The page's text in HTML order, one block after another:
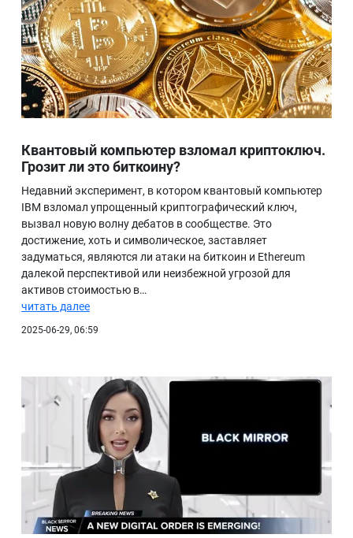
Квантовый компьютер взломал криптоключ.
Грозит ли это биткоину?
Недавний эксперимент, в котором квантовый компьютер
IBM взломал упрощенный криптографический ключ,
вызвал новую волну дебатов в сообществе. Это
достижение, хоть и символическое, заставляет
задуматься, являются ли атаки на биткоин и Ethereum
далекой перспективой или неизбежной угрозой для
активов стоимостью в…
читать далее
2025-06-29, 06:59